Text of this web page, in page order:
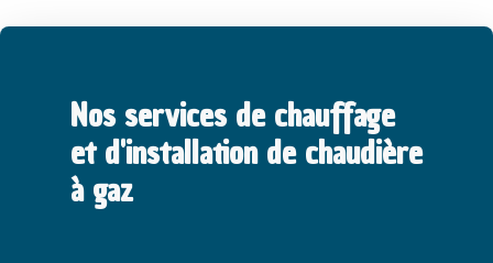
Nos services de chauffage
et d'installation de chaudière
à gaz